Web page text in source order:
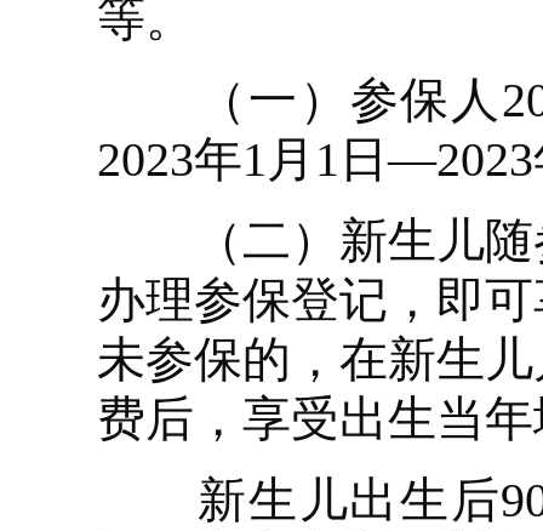
等。
（一）参保人
2023年1月1日
（二）新生儿随
办理参保登记，即
未参保的，在新生
费后，享受出生当
新生儿出生后90